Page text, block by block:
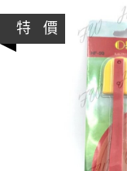
特 價